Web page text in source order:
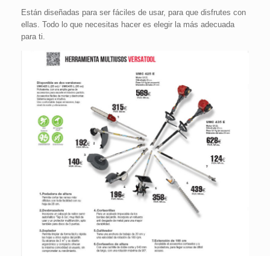
Están diseñadas para ser fáciles de usar, para que disfrutes con
ellas. Todo lo que necesitas hacer es elegir la más adecuada
para ti.